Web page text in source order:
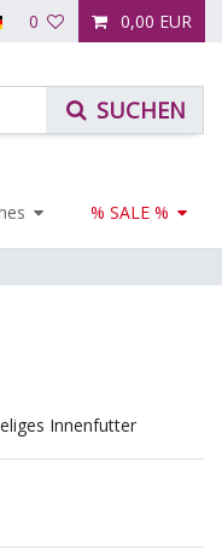
0 0,00 EUR
% SALE %
Innenfutter